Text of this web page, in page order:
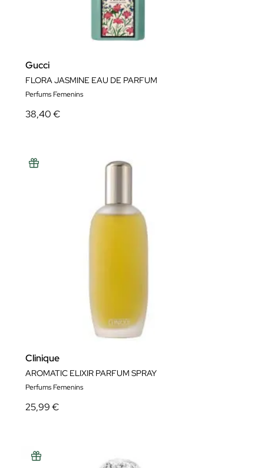
Gucci
FLORA JASMINE EAU DE PARFUM
Perfums Femenins
38,40 €
Clinique
AROMATIC ELIXIR PARFUM SPRAY
Perfums Femenins
25,99 €